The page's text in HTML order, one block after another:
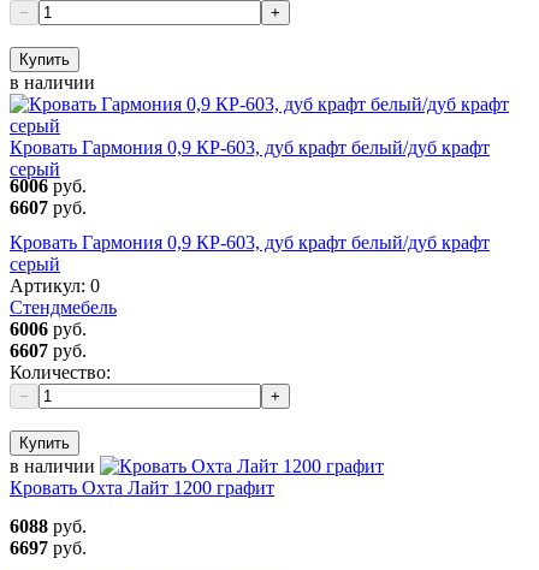
− +
Купить
в наличии
Кровать Гармония 0,9 КР-603, дуб крафт белый/дуб крафт
серый
6006 руб.
6607 руб.
Кровать Гармония 0,9 КР-603, дуб крафт белый/дуб крафт
серый
Артикул: 0
Стендмебель
6006 руб.
6607 руб.
Количество:
− +
Купить
в наличии
Кровать Охта Лайт 1200 графит
6088 руб.
6697 руб.